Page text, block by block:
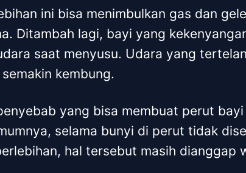
ini bisa menimbulkan gas dan
Ditambah lagi, bayi yang
saat menyusu. Udara yang
kembung.
yang bisa membuat perut
selama bunyi di perut tidak
hal tersebut masih dianggap